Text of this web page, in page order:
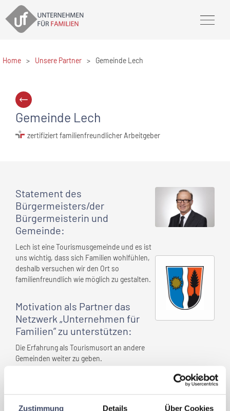
Zustimmung Details Über Cookies
Home > Unsere Partner > Gemeinde Lech
Gemeinde Lech
zertifiziert familienfreundlicher Arbeitgeber
Statement des
Bürgermeisters/der
Bürgermeisterin und
Gemeinde:
Lech ist eine Tourismusgemeinde und es ist
uns wichtig, dass sich Familien wohlfühlen,
deshalb versuchen wir den Ort so
familienfreundlich wie möglich zu gestalten.
Motivation als Partner das
Netzwerk „Unternehmen für
Familien” zu unterstützen:
Die Erfahrung als Tourismusort an andere
Gemeinden weiter zu geben.
aus: